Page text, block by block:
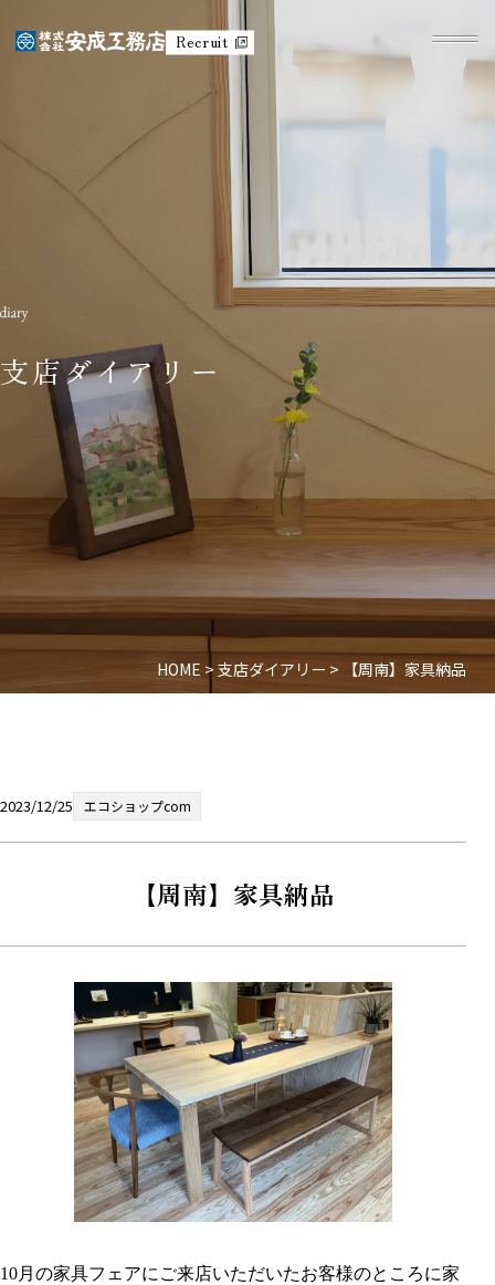
Recruit
支店ダイアリー
HOME >支店ダイアリー > 【周南】家具納品
2023/12/25 エコショップcom
【周南】家具納品
10月の家具フェアにご来店いただいたお客様のところに家